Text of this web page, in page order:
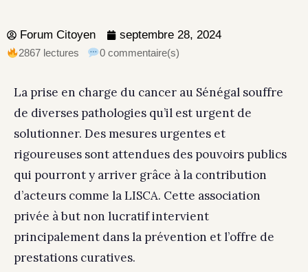
Forum Citoyen septembre 28, 2024
2867 lectures 0 commentaire(s)
La prise en charge du cancer au Sénégal souffre
de diverses pathologies qu’il est urgent de
solutionner. Des mesures urgentes et
rigoureuses sont attendues des pouvoirs publics
qui pourront y arriver grâce à la contribution
d’acteurs comme la LISCA. Cette association
privée à but non lucratif intervient
principalement dans la prévention et l’offre de
prestations curatives.